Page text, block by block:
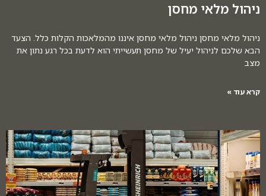
ניהול מלאי מחסן
ניהול מלאי מחסן ניהול מלאי מחסן איננו מהמלאכות הקלות כלל. הצעד
הבא שלכם לניהול יעיל של מחסן תעשייתי הוא לדעת בכל רגע נתון את
מצב
קרא עוד »